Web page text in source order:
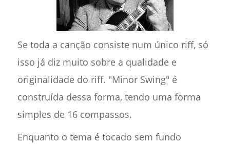
Se toda a canção consiste num único riff, só
isso já diz muito sobre a qualidade e
originalidade do riff. "Minor Swing" é
construída dessa forma, tendo uma forma
simples de 16 compassos.
Enquanto o tema é tocado sem fundo